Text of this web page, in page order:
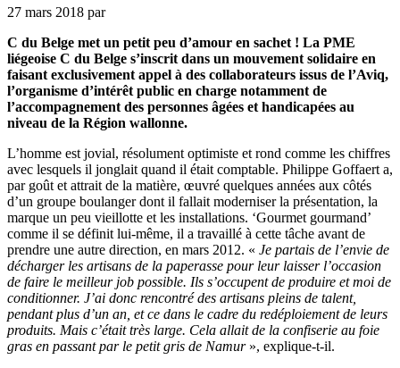
27 mars 2018 par
C du Belge met un petit peu d’amour en sachet ! La PME
liégeoise C du Belge s’inscrit dans un mouvement solidaire en
faisant exclusivement appel à des collaborateurs issus de l’Aviq,
l’organisme d’intérêt public en charge notamment de
l’accompagnement des personnes âgées et handicapées au
niveau de la Région wallonne.
L’homme est jovial, résolument optimiste et rond comme les chiffres
avec lesquels il jonglait quand il était comptable. Philippe Goffaert a,
par goût et attrait de la matière, œuvré quelques années aux côtés
d’un groupe boulanger dont il fallait moderniser la présentation, la
marque un peu vieillotte et les installations. ‘Gourmet gourmand’
comme il se définit lui-même, il a travaillé à cette tâche avant de
prendre une autre direction, en mars 2012. « Je partais de l’envie de
décharger les artisans de la paperasse pour leur laisser l’occasion
de faire le meilleur job possible. Ils s’occupent de produire et moi de
conditionner. J’ai donc rencontré des artisans pleins de talent,
pendant plus d’un an, et ce dans le cadre du redéploiement de leurs
produits. Mais c’était très large. Cela allait de la confiserie au foie
gras en passant par le petit gris de Namur », explique-t-il.